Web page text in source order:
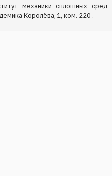
механики сплошных сред
Королёва, 1, ком. 220 .